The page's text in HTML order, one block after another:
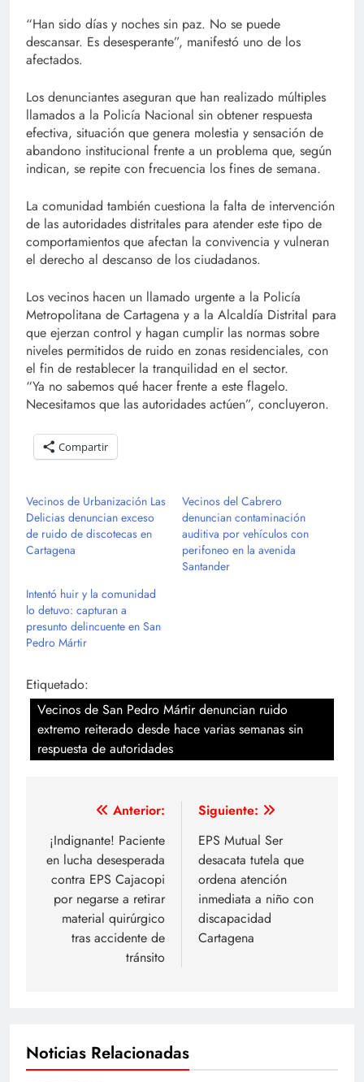
“Han sido días y noches sin paz. No se puede
descansar. Es desesperante”, manifestó uno de los
afectados.
Los denunciantes aseguran que han realizado múltiples
llamados a la Policía Nacional sin obtener respuesta
efectiva, situación que genera molestia y sensación de
abandono institucional frente a un problema que, según
indican, se repite con frecuencia los fines de semana.
La comunidad también cuestiona la falta de intervención
de las autoridades distritales para atender este tipo de
comportamientos que afectan la convivencia y vulneran
el derecho al descanso de los ciudadanos.
Los vecinos hacen un llamado urgente a la Policía
Metropolitana de Cartagena y a la Alcaldía Distrital para
que ejerzan control y hagan cumplir las normas sobre
niveles permitidos de ruido en zonas residenciales, con
el fin de restablecer la tranquilidad en el sector.
“Ya no sabemos qué hacer frente a este flagelo.
Necesitamos que las autoridades actúen”, concluyeron.
Compartir
Vecinos de Urbanización Las
Delicias denuncian exceso
de ruido de discotecas en
Cartagena
Vecinos del Cabrero
denuncian contaminación
auditiva por vehículos con
perifoneo en la avenida
Santander
Intentó huir y la comunidad
lo detuvo: capturan a
presunto delincuente en San
Pedro Mártir
Etiquetado:
Vecinos de San Pedro Mártir denuncian ruido
extremo reiterado desde hace varias semanas sin
respuesta de autoridades
Navegación
de
entradas
Anterior:
¡Indignante! Paciente
en lucha desesperada
contra EPS Cajacopi
por negarse a retirar
material quirúrgico
tras accidente de
tránsito
Siguiente:
EPS Mutual Ser
desacata tutela que
ordena atención
inmediata a niño con
discapacidad
Cartagena
Noticias Relacionadas